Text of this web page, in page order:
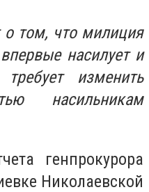
том, что милиция
насилует и
изменить
насильникам
генпрокурора
Николаевской